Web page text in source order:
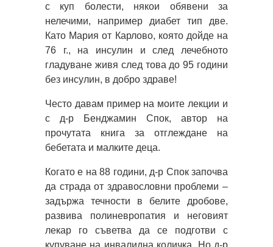
с куп болести, някои обявени за
нелечими, например диабет тип две.
Като Мария от Карлово, която дойде на
76 г., на инсулин и след лечебното
гладуване живя след това до 95 години
без инсулин, в добро здраве!
Често давам пример на моите лекции и
с д-р Бенджамин Спок, автор на
прочутата книга за отглеждане на
бебетата и малките деца.
Когато е на 88 години, д-р Спок започва
да страда от здравословни проблеми –
задържа течности в белите дробове,
развива полиневропатия и неговият
лекар го съветва да се подготви с
купуване на инвалидна количка. Но д-р